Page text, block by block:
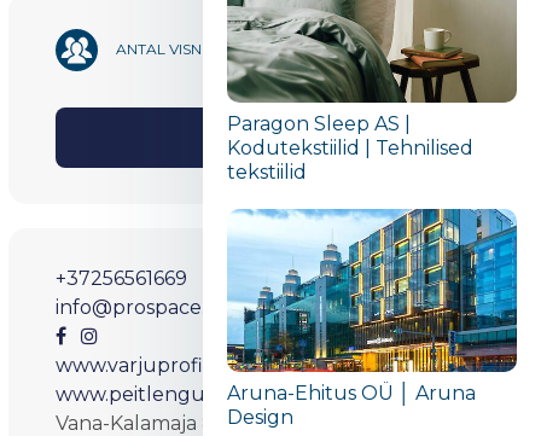
ANTAL VISNINGAR 1 167
Aktie
+37256561669
info@prospace.ee
www.varjuprofiilid.ee
www.peitlenguksed.ee
Vana-Kalamaja 8-110
Paragon Sleep AS |
Kodutekstiilid | Tehnilised
tekstiilid
Aruna-Ehitus OÜ │ Aruna
Design